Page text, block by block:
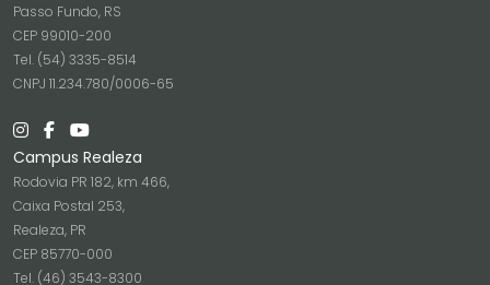
Passo Fundo, RS
CEP 99010-200
Tel. (54) 3335-8514
CNPJ 11.234.780/0006-65
Campus Realeza
Rodovia PR 182, km 466,
Caixa Postal 253,
Realeza, PR
CEP 85770-000
Tel. (46) 3543-8300